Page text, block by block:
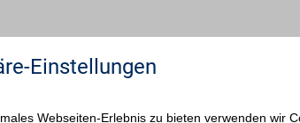
Einstellungen
Webseiten-Erlebnis zu bieten verwenden wir